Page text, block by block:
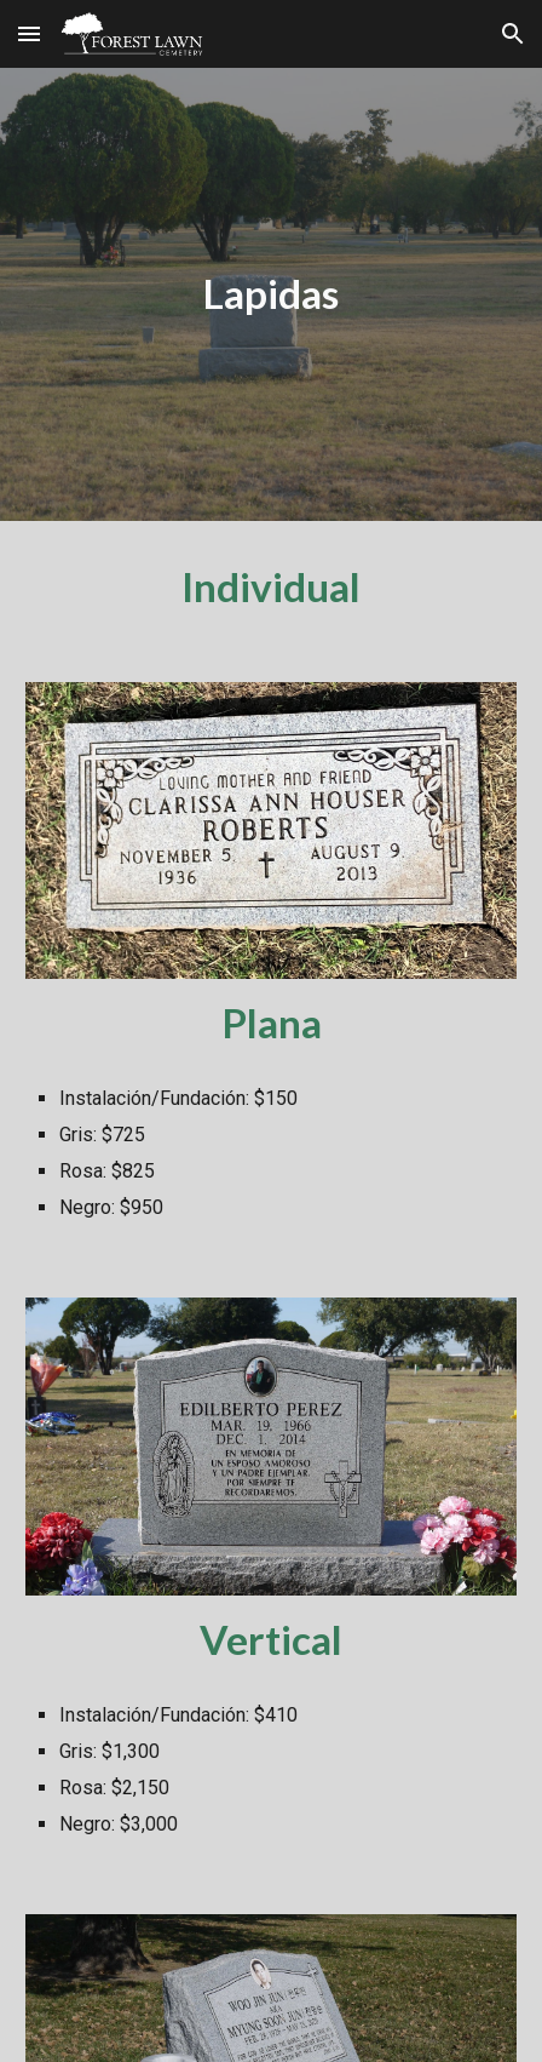
Skip to main content Skip to navigation
Lapidas
Individual
Plana
Instalación/Fundación: $150
Gris: $725
Rosa: $825
Negro: $950
Vertical
Instalación/Fundación: $410
Gris: $1,300
Rosa: $2,150
Negro: $3,000